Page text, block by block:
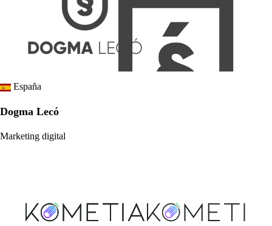
España
Dogma Lecó
Marketing digital